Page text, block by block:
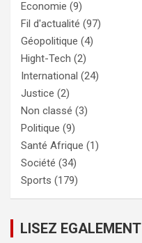
Economie (9)
Fil d'actualité (97)
Géopolitique (4)
Hight-Tech (2)
International (24)
Justice (2)
Non classé (3)
Politique (9)
Santé Afrique (1)
Société (34)
Sports (179)
LISEZ EGALEMENT